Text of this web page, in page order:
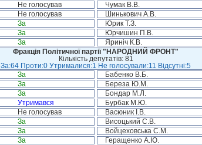
Не голосував Чумак В.В.
Не голосував Шинькович А.В.
За Юрик Т.З.
За Юрчишин П.В.
За Яриніч К.В.
Фракція Політичної партії "НАРОДНИЙ ФРОНТ"
Кількість депутатів: 81
За:64 Проти:0 Утрималися:1 Не голосували:11 Відсутні:5
За Бабенко В.Б.
За Береза Ю.М.
За Бондар М.Л.
Утримався Бурбак М.Ю.
Не голосував Васюник І.В.
За Висоцький С.В.
За Войцеховська С.М.
За Геращенко А.Ю.